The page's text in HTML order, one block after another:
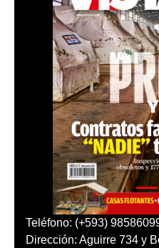
Teléfono: (+593)
Dirección: Aguirre 734 y